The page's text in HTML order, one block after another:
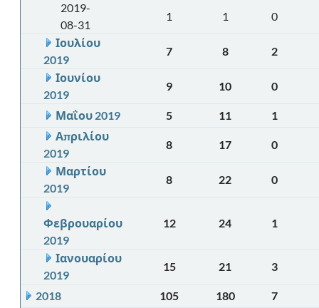
2019-
08-31
1 1
0
Ιουλίου
2019
7 8
2
Ιουνίου
2019
9 10 0
Μαΐου 2019 5 11
1
Απριλίου
2019
8 17
0
Μαρτίου
2019
8 22 0
Φεβρουαρίου
2019
12 24 1
Ιανουαρίου
2019
15 21 3
2018 105 180
7